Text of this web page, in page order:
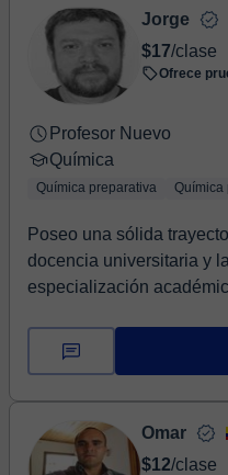
Jorge
$17/clase
Ofrece
Profesor Nuevo
Química
Química preparativa Química
Poseo una sólida
docencia universitaria y
especialización
Omar
$12/clase